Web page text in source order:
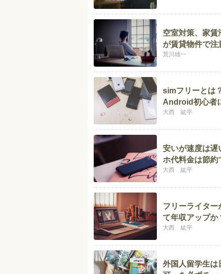
空室対策、家
が賃貸物件で注
荒川雄一
simフリーとは
Android初心者
大西 紘平
安いが速度は遅
ホ代料金は節約
大西 紘平
フリーライタ
て年収アップか
大西 紘平
外国人留学生は